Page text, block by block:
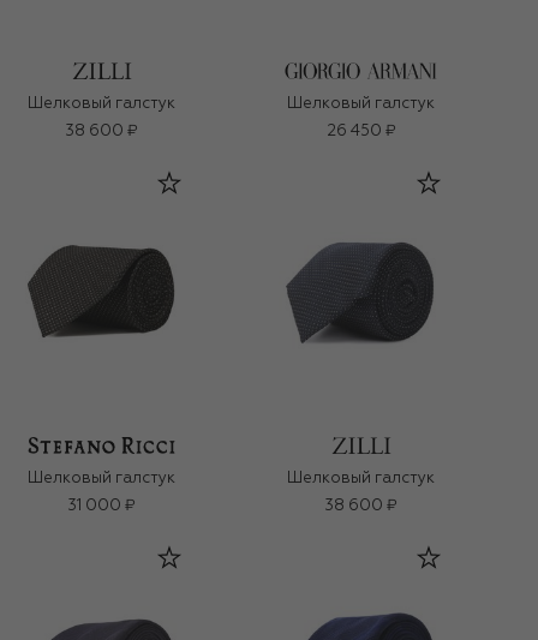
Шелковый галстук
38 600 ₽
Шелковый галстук
26 450 ₽
Шелковый галстук
31 000 ₽
Шелковый галстук
38 600 ₽